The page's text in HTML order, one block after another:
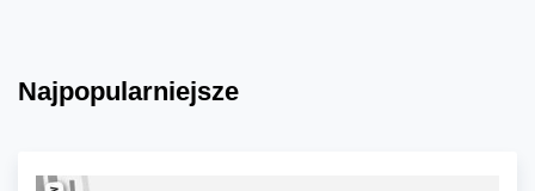
Najpopularniejsze